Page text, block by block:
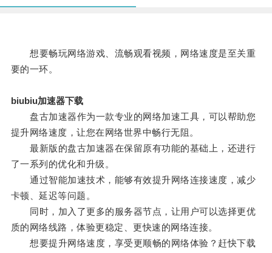
想要畅玩网络游戏、流畅观看视频，网络速度是至关重
要的一环。
biubiu加速器下载
盘古加速器作为一款专业的网络加速工具，可以帮助您
提升网络速度，让您在网络世界中畅行无阻。
最新版的盘古加速器在保留原有功能的基础上，还进行
了一系列的优化和升级。
通过智能加速技术，能够有效提升网络连接速度，减少
卡顿、延迟等问题。
同时，加入了更多的服务器节点，让用户可以选择更优
质的网络线路，体验更稳定、更快速的网络连接。
想要提升网络速度，享受更顺畅的网络体验？赶快下载